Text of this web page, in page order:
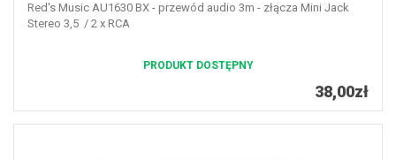
Red's Music AU1630 BX - przewód audio 3m - złącza Mini Jack
Stereo 3,5 / 2 x RCA
PRODUKT DOSTĘPNY
38,00zł